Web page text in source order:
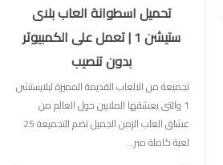
تحميل اسطوانة العاب بلاى
ستيشن 1 | تعمل على الكمبيوتر
بدون تنصيب
تجميعة من الالعاب القديمة المميزة لبلايستشن
1 والتى يعشقها الملايين حول العالم من
عشاق العاب الزمن الجميل تضم التجميعة 25
لعبة كاملة مبر...